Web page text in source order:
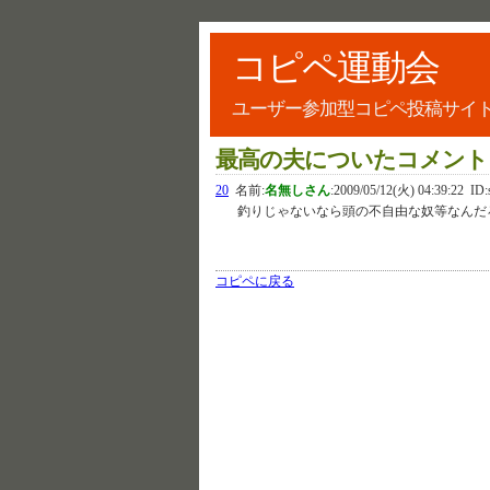
コピペ運動会
ユーザー参加型コピペ投稿サイト
最高の夫についたコメント
20 名前:名無しさん:2009/05/12(火) 04:39:22
釣りじゃないなら頭の不自由な奴等なん
コピペに戻る